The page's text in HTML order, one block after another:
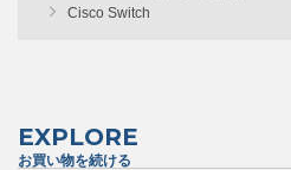
Cisco Switch
EXPLORE
お買い物を続ける